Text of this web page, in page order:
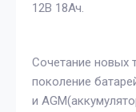
12В 18Ач.
Сочетание новых
поколение
и